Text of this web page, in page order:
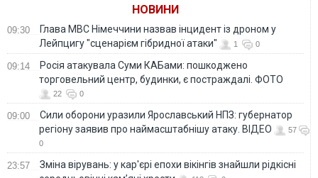
НОВИНИ
09:30
Глава МВС Німеччини назвав інцидент із дроном у
Лейпцигу "сценарієм гібридної атаки"
1 0
09:14
Росія атакувала Суми КАБами: пошкоджено
торговельний центр, будинки, є постраждалі. ФОТО
22 0
09:00
Сили оборони уразили Ярославський НПЗ: губернатор
регіону заявив про наймасштабнішу атаку. ВІДЕО
57
0
23:57
Зміна вірувань: у кар'єрі епохи вікінгів знайшли рідкісні